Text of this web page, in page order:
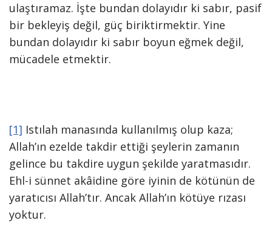
ulaştıramaz. İşte bundan dolayıdır ki sabır, pasif
bir bekleyiş değil, güç biriktirmektir. Yine
bundan dolayıdır ki sabır boyun eğmek değil,
mücadele etmektir.
[1] Istılah manasında kullanılmış olup kaza;
Allah’ın ezelde takdir ettiği şeylerin zamanın
gelince bu takdire uygun şekilde yaratmasıdır.
Ehl-i sünnet akâidine göre iyinin de kötünün de
yaratıcısı Allah’tır. Ancak Allah’ın kötüye rızası
yoktur.